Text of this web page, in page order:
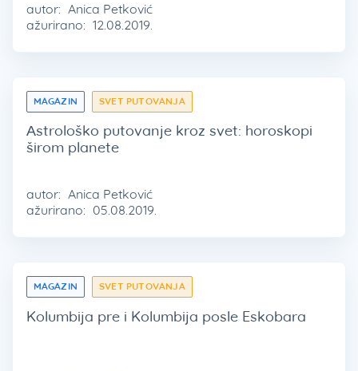
autor: Anica Petković
ažurirano: 12.08.2019.
MAGAZIN SVET PUTOVANJA
Astrološko putovanje kroz svet: horoskopi
širom planete
autor: Anica Petković
ažurirano: 05.08.2019.
MAGAZIN SVET PUTOVANJA
Kolumbija pre i Kolumbija posle Eskobara